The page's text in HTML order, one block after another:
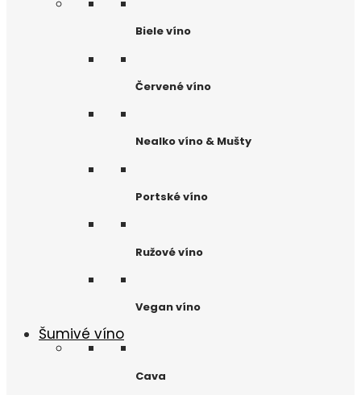
Biele víno
Červené víno
Nealko víno & Mušty
Portské víno
Ružové víno
Vegan víno
Šumivé víno
Cava